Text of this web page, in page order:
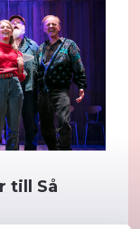
till Så